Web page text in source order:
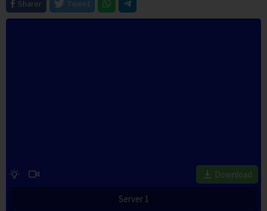
Sharer
Tweet
Download
Server 1